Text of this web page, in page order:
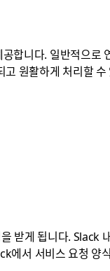
합니다. 일반적으
원활하게 처리할
받게 됩니다. Slack
에서 서비스 요청